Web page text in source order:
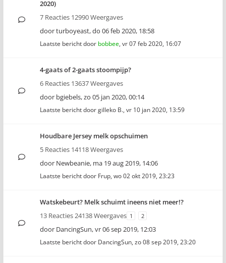
2020)
7 Reacties 12990 Weergaves
doorturboyeast,do 06 feb 2020, 18:58
Laatste bericht door bobbee, vr 07 feb 2020, 16:07
4-gaats of 2-gaats stoompijp?
6 Reacties 13637 Weergaves
door bgiebels,zo 05 jan 2020, 00:14
Laatste bericht doorgilleko B., vr 10 jan 2020, 13:59
Houdbare Jersey melk opschuimen
5 Reacties 14118 Weergaves
door Newbeanie, ma 19 aug 2019, 14:06
Laatste bericht door Frup, wo 02 okt 2019, 23:23
Watskebeurt? Melk schuimt ineens niet meer!?
13 Reacties 24138 Weergaves 1 2
door DancingSun,vr 06 sep 2019, 12:03
Laatste bericht door DancingSun, zo 08 sep 2019, 23:20